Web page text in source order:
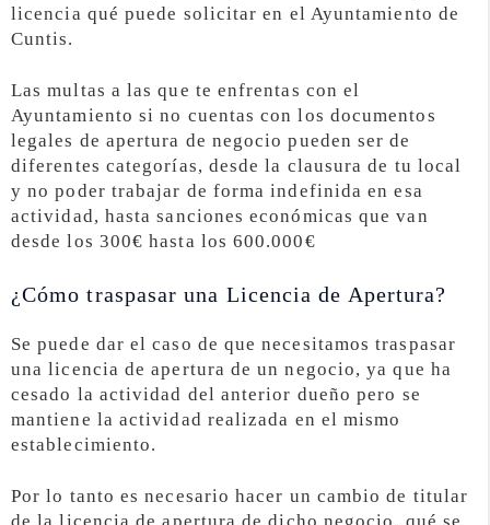
licencia qué puede solicitar en el Ayuntamiento de
Cuntis.
Las multas a las que te enfrentas con el
Ayuntamiento si no cuentas con los documentos
legales de apertura de negocio pueden ser de
diferentes categorías, desde la clausura de tu local
y no poder trabajar de forma indefinida en esa
actividad, hasta sanciones económicas que van
desde los 300€ hasta los 600.000€
¿Cómo traspasar una Licencia de Apertura?
Se puede dar el caso de que necesitamos traspasar
una licencia de apertura de un negocio, ya que ha
cesado la actividad del anterior dueño pero se
mantiene la actividad realizada en el mismo
establecimiento.
Por lo tanto es necesario hacer un cambio de titular